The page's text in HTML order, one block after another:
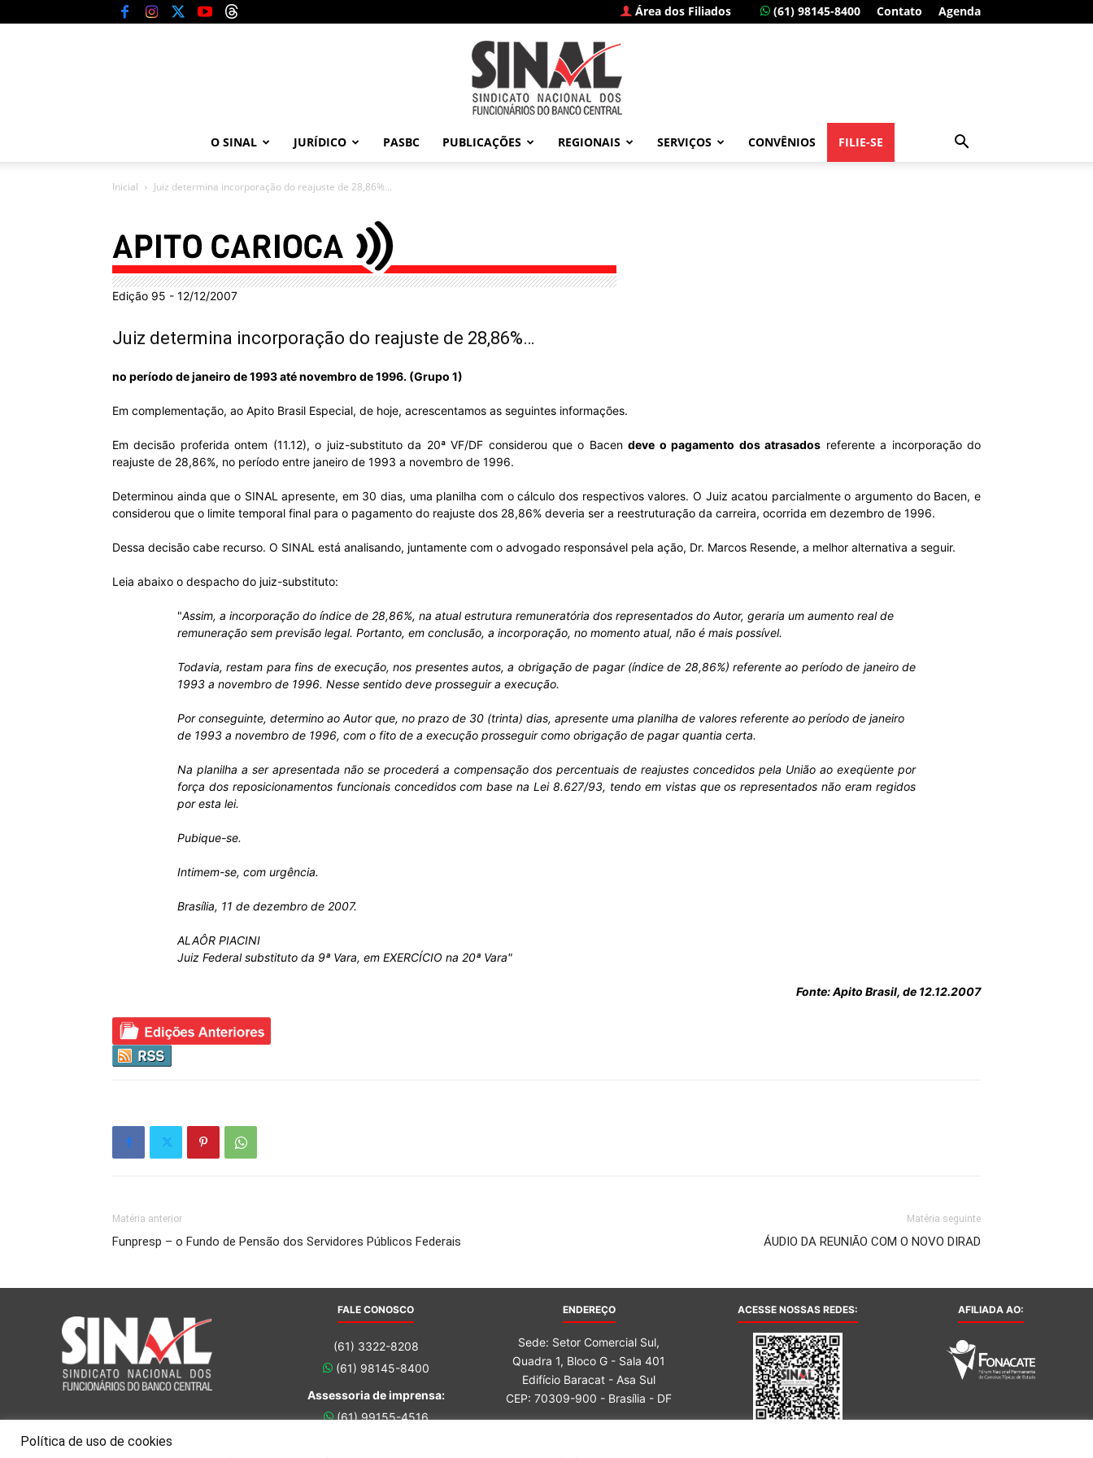
Área dos Filiados (61) 98145-8400 Contato Agenda
–
O SINAL JURÍDICO PASBC PUBLICAÇÕES REGIONAIS SERVIÇOS CONVÊNIOS FILIE-SE
Inicial Juiz determina incorporação do reajuste de 28,86%...
Edição 95 - 12/12/2007
Juiz determina incorporação do reajuste de 28,86%…
no período de janeiro de 1993 até novembro de 1996. (Grupo 1)
Em complementação, ao Apito Brasil Especial, de hoje, acrescentamos as seguintes informações.
Em decisão proferida ontem (11.12), o juiz-substituto da 20ª VF/DF considerou que o Bacendeve o pagamento dos atrasados referente a incorporação do
reajuste de 28,86%, no período entre janeiro de 1993 a novembro de 1996.
Determinou ainda que o SINAL apresente, em 30 dias, uma planilha com o cálculo dos respectivos valores. O Juiz acatou parcialmente o argumento do Bacen, e
considerou que o limite temporal final para o pagamento do reajuste dos 28,86% deveria ser a reestruturação da carreira, ocorrida em dezembro de 1996.
Dessa decisão cabe recurso. O SINAL está analisando, juntamente com o advogado responsável pela ação, Dr. Marcos Resende, a melhor alternativa a seguir.
Leia abaixo o despacho do juiz-substituto:
"Assim, a incorporação do índice de 28,86%, na atual estrutura remuneratória dos representados do Autor, geraria um aumento real de
remuneração sem previsão legal. Portanto, em conclusão, a incorporação, no momento atual, não é mais possível.
Todavia, restam para fins de execução, nos presentes autos, a obrigação de pagar (índice de 28,86%) referente ao período de janeiro de
1993 a novembro de 1996. Nesse sentido deve prosseguir a execução.
Por conseguinte, determino ao Autor que, no prazo de 30 (trinta) dias, apresente uma planilha de valores referente ao período de janeiro
de 1993 a novembro de 1996, com o fito de a execução prosseguir como obrigação de pagar quantia certa.
Na planilha a ser apresentada não se procederá a compensação dos percentuais de reajustes concedidos pela União ao exeqüente por
força dos reposicionamentos funcionais concedidos com base na Lei 8.627/93, tendo em vistas que os representados não eram regidos
por esta lei.
Pubique-se.
Intimem-se, com urgência.
Brasília, 11 de dezembro de 2007.
ALAÔR PIACINI
Juiz Federal substituto da 9ª Vara, em EXERCÍCIO na 20ª Vara"
Fonte: Apito Brasil, de 12.12.2007
Matéria anterior
Funpresp – o Fundo de Pensão dos Servidores Públicos Federais
Matéria seguinte
ÁUDIO DA REUNIÃO COM O NOVO DIRAD
FALE CONOSCO
(61) 3322-8208
(61) 98145-8400
Assessoria de imprensa:
(61) 99155-4516
ENDEREÇO
Sede: Setor Comercial Sul,
Quadra 1, Bloco G - Sala 401
Edifício Baracat - Asa Sul
CEP: 70309-900 - Brasília - DF
ACESSE NOSSAS REDES: AFILIADA AO:
Política de uso de cookies